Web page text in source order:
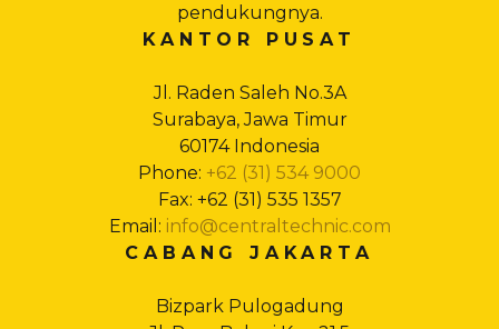
pendukungnya.
KANTOR PUSAT
Jl. Raden Saleh No.3A
Surabaya, Jawa Timur
60174 Indonesia
Phone: +62 (31) 534 9000
Fax: +62 (31) 535 1357
Email: info@centraltechnic.com
CABANG JAKARTA
Bizpark Pulogadung